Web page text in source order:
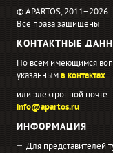
© APARTOS, 2011−2026
Все права защищены
КОНТАКТНЫЕ
По всем имеющимся
указаннымв контактах
или электронной почте:
info@apartos.ru
ИНФОРМАЦИЯ
Для представителей